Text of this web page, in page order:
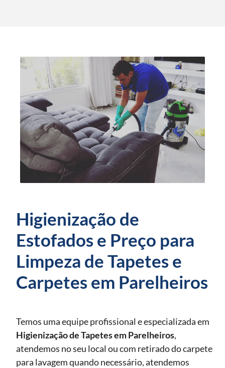
Higienização de
Estofados e Preço para
Limpeza de Tapetes e
Carpetes em Parelheiros
Temos uma equipe profissional e especializada em
Higienização de Tapetesem Parelheiros,
atendemos no seu local ou com retirado do carpete
para lavagem quando necessário, atendemos